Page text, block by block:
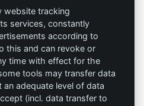
condiciones
Privacidad
Impresión
website tracking
services, constantly
according to
this and can revoke or
time with effect for the
tools may transfer data
adequate level of data
(incl. data transfer to